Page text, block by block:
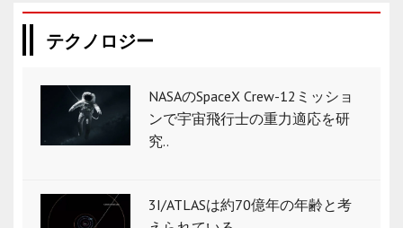
テクノロジー
NASAのSpaceX Crew-12ミッショ
ンで宇宙飛行士の重力適応を研
究..
3I/ATLASは約70億年の年齢と考